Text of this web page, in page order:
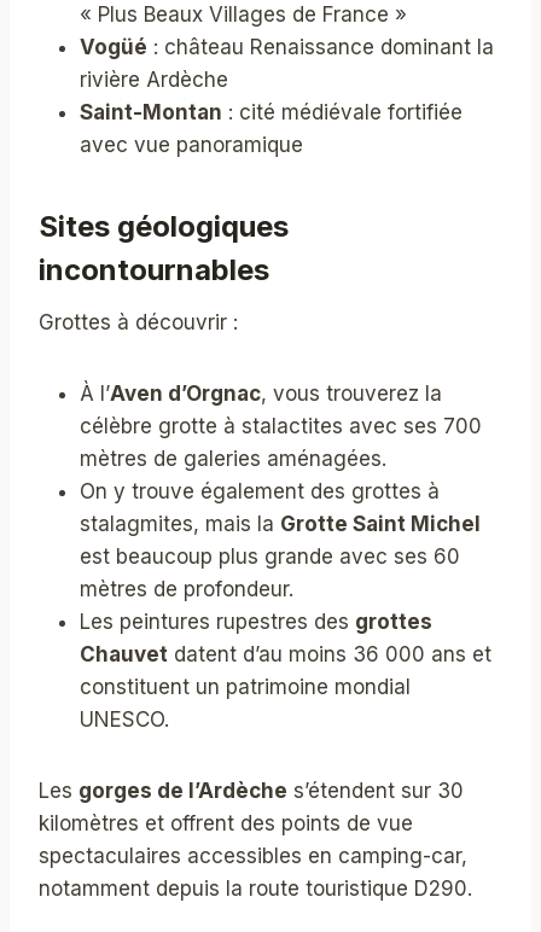
« Plus Beaux Villages de France »
Vogüé : château Renaissance dominant la
rivière Ardèche
Saint-Montan : cité médiévale fortifiée
avec vue panoramique
Sites géologiques
incontournables
Grottes à découvrir :
À l’Aven d’Orgnac, vous trouverez la
célèbre grotte à stalactites avec ses 700
mètres de galeries aménagées.
On y trouve également des grottes à
stalagmites, mais la Grotte Saint Michel
est beaucoup plus grande avec ses 60
mètres de profondeur.
Les peintures rupestres des grottes
Chauvet datent d’au moins 36 000 ans et
constituent un patrimoine mondial
UNESCO.
Les gorges de l’Ardèche s’étendent sur 30
kilomètres et offrent des points de vue
spectaculaires accessibles en camping-car,
notamment depuis la route touristique D290.